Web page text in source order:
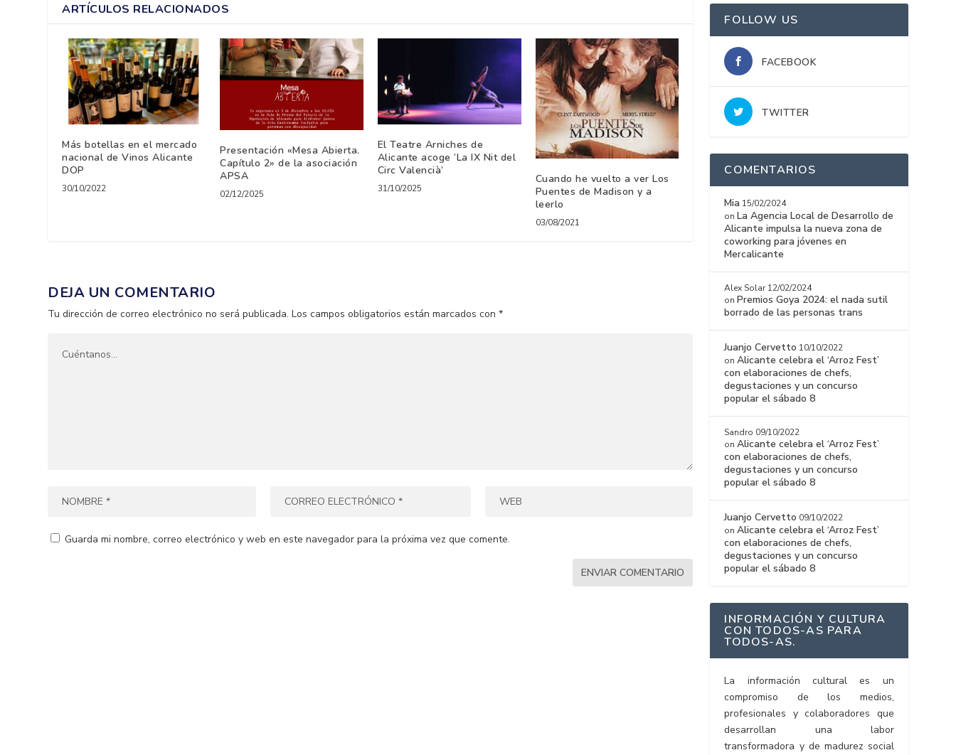
ARTÍCULOS RELACIONADOS
Más botellas en el mercado
nacional de Vinos Alicante
DOP
30/10/2022
Presentación «Mesa Abierta.
Capítulo 2» de la asociación
APSA
02/12/2025
El Teatre Arniches de
Alicante acoge ‘La IX Nit del
Circ Valencià’
31/10/2025
Cuando he vuelto a ver Los
Puentes de Madison y a
leerlo
03/08/2021
DEJA UN COMENTARIO
Tu dirección de correo electrónico no será publicada. Los campos obligatorios están marcados con*
Guarda mi nombre, correo electrónico y web en este navegador para la próxima vez que comente.
FOLLOW US
FACEBOOK
TWITTER
COMENTARIOS
Mia 15/02/2024
on La Agencia Local de Desarrollo de
Alicante impulsa la nueva zona de
coworking para jóvenes en
Mercalicante
Alex Solar 12/02/2024
on Premios Goya 2024: el nada sutil
borrado de las personas trans
Juanjo Cervetto 10/10/2022
onAlicante celebra el ‘Arroz Fest’
con elaboraciones de chefs,
degustaciones y un concurso
popular el sábado 8
Sandro 09/10/2022
onAlicante celebra el ‘Arroz Fest’
con elaboraciones de chefs,
degustaciones y un concurso
popular el sábado 8
Juanjo Cervetto 09/10/2022
onAlicante celebra el ‘Arroz Fest’
con elaboraciones de chefs,
degustaciones y un concurso
popular el sábado 8
INFORMACIÓN Y CULTURA
CON TODOS-AS PARA
TODOS-AS.
La información cultural es un
compromiso de los medios,
profesionales y colaboradores que
desarrollan una labor
transformadora y de madurez social